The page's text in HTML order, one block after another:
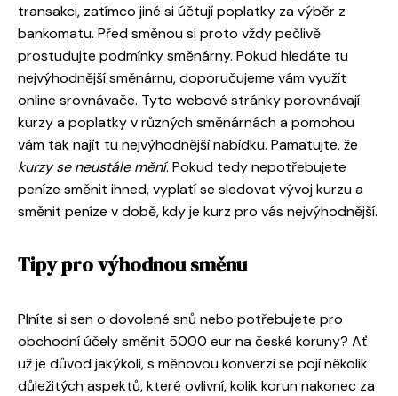
transakci, zatímco jiné si účtují poplatky za výběr z
bankomatu. Před směnou si proto vždy pečlivě
prostudujte podmínky směnárny. Pokud hledáte tu
nejvýhodnější směnárnu, doporučujeme vám využít
online srovnávače. Tyto webové stránky porovnávají
kurzy a poplatky v různých směnárnách a pomohou
vám tak najít tu nejvýhodnější nabídku. Pamatujte, že
kurzy se neustále mění. Pokud tedy nepotřebujete
peníze směnit ihned, vyplatí se sledovat vývoj kurzu a
směnit peníze v době, kdy je kurz pro vás nejvýhodnější.
Tipy pro výhodnou směnu
Plníte si sen o dovolené snů nebo potřebujete pro
obchodní účely směnit 5000 eur na české koruny? Ať
už je důvod jakýkoli, s měnovou konverzí se pojí několik
důležitých aspektů, které ovlivní, kolik korun nakonec za